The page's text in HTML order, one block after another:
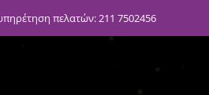
πελατών: 211 7502456